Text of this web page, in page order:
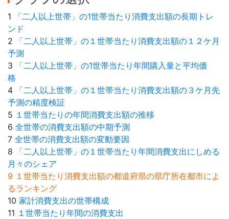
1
「二人以上世帯」の1世帯当たり消費支出額の長期トレ
ンド
2
「二人以上世帯」の１世帯当たり消費支出額の１２ケ月
予測
3
「二人以上世帯」の1世帯当たり年間購入量と平均価
格
4
「二人以上世帯」の１世帯当たり消費支出額の３ケ月先
予測の精度検証
5 １世帯当たりの年間消費支出額の推移
6 全世帯の消費支出額の中期予測
7 全世帯の消費支出額の変動要因
8
「二人以上世帯」の１世帯当たり年間消費支出にしめる
月々のシェア
9 １世帯当たり消費支出額の都道府県の県庁所在都市によ
るランキング
10 家計消費支出の世帯構成
11 １世帯当たり年間の消費支出